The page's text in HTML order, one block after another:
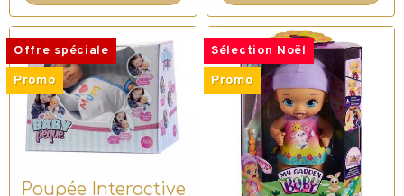
Offre spéciale
Promo
Poupée Interactive
Sélection Noël
Promo